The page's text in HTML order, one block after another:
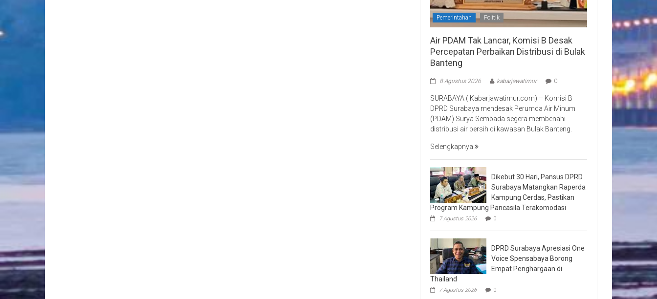
Pemerintahan Politik
Air PDAM Tak Lancar, Komisi B Desak
Percepatan Perbaikan Distribusi di Bulak
Banteng
8 Agustus 2026 kabarjawatimur 0
SURABAYA ( Kabarjawatimur.com) – Komisi B
DPRD Surabaya mendesak Perumda Air Minum
(PDAM) Surya Sembada segera membenahi
distribusi air bersih di kawasan Bulak Banteng.
Selengkapnya
Dikebut 30 Hari, Pansus DPRD
Surabaya Matangkan Raperda
Kampung Cerdas, Pastikan
Program Kampung Pancasila Terakomodasi
7 Agustus 2026 0
DPRD Surabaya Apresiasi One
Voice Spensabaya Borong
Empat Penghargaan di
Thailand
7 Agustus 2026 0